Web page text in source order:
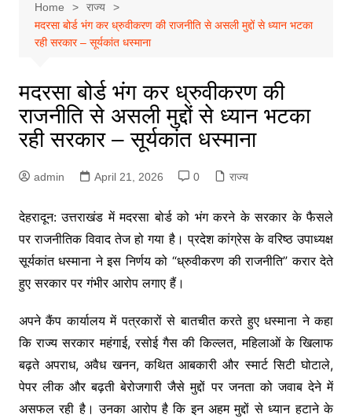
Home
राज्य
मदरसा बोर्ड भंग कर ध्रुवीकरण की राजनीति से असली मुद्दों से ध्यान भटका
रही सरकार – सूर्यकांत धस्माना
मदरसा बोर्ड भंग कर ध्रुवीकरण की
राजनीति से असली मुद्दों से ध्यान भटका
रही सरकार – सूर्यकांत धस्माना
admin April 21, 2026 0 राज्य
देहरादून: उत्तराखंड में मदरसा बोर्ड को भंग करने के सरकार के फैसले
पर राजनीतिक विवाद तेज हो गया है। प्रदेश कांग्रेस के वरिष्ठ उपाध्यक्ष
सूर्यकांत धस्माना ने इस निर्णय को “ध्रुवीकरण की राजनीति” करार देते
हुए सरकार पर गंभीर आरोप लगाए हैं।
अपने कैंप कार्यालय में पत्रकारों से बातचीत करते हुए धस्माना ने कहा
कि राज्य सरकार महंगाई, रसोई गैस की किल्लत, महिलाओं के खिलाफ
बढ़ते अपराध, अवैध खनन, कथित आबकारी और स्मार्ट सिटी घोटाले,
पेपर लीक और बढ़ती बेरोजगारी जैसे मुद्दों पर जनता को जवाब देने में
असफल रही है। उनका आरोप है कि इन अहम मुद्दों से ध्यान हटाने के